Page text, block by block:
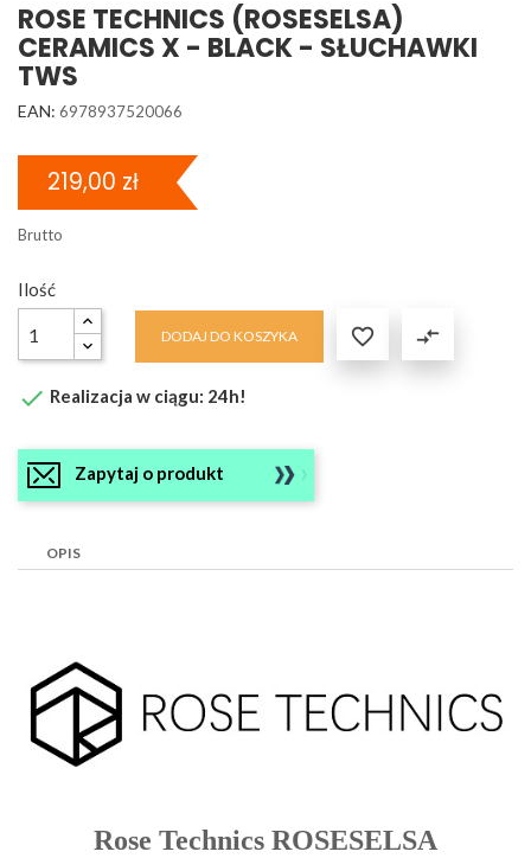
ROSE TECHNICS (ROSESELSA)
CERAMICS X - BLACK - SŁUCHAWKI
TWS
EAN: 6978937520066
219,00 zł
Brutto
Ilość
DODAJ DO KOSZYKA  compare_arrows
 Realizacja w ciągu: 24h!
Zapytaj o produkt
OPIS
Rose Technics ROSESELSA